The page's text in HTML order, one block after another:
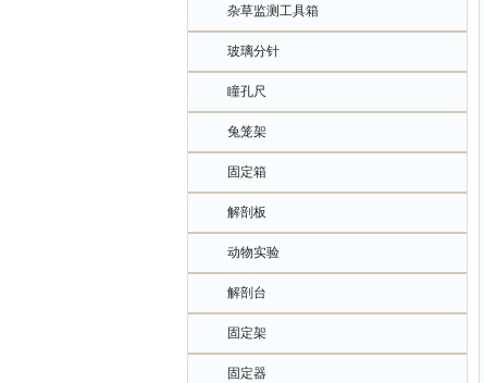
杂草监测工具箱
玻璃分针
瞳孔尺
兔笼架
固定箱
解剖板
动物实验
解剖台
固定架
固定器